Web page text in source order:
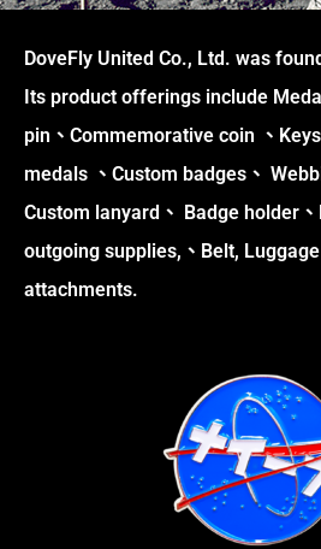
DoveFly United Co., Ltd. was
Its product offerings include
pin、Commemorative coin 、
medals 、Custom badges、
Custom lanyard、 Badge holder
outgoing supplies,、Belt,
attachments.